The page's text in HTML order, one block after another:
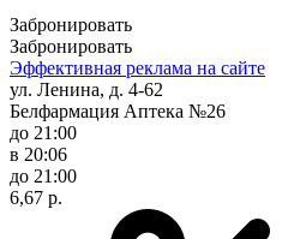
Забронировать
Забронировать
Эффективная реклама на сайте
ул. Ленина, д. 4-62
Белфармация Аптека №26
до 21:00
в 20:06
до 21:00
6,67 р.